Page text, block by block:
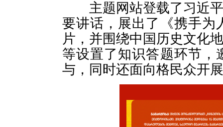
主题网站登载了习近平
要讲话，展出了《携手为
片，并围绕中国历史文化
等设置了知识答题环节，
与，同时还面向格民众开